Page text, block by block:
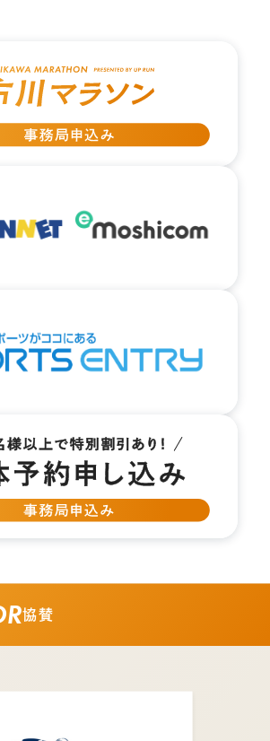
トのお店の間の通りを直進します。
に真っすぐ進みます。
協賛